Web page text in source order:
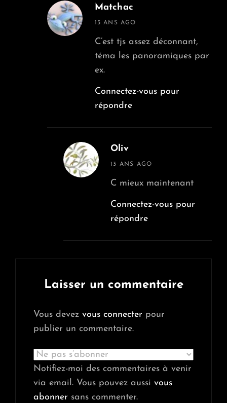
Matchac
says:
13 ANS AGO
C’est tjs assez déconnant,
téma les panoramiques par
ex.
Connectez-vous pour
répondre
Oliv
says:
13 ANS AGO
C mieux maintenant
Connectez-vous pour
répondre
Laisser un commentaire
Vous devez vous connecter pour
publier un commentaire.
Notifiez-moi des commentaires à venir
via email. Vous pouvez aussi vous
abonner sans commenter.